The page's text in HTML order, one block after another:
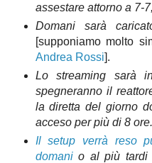
assestare attorno a 7-
Domani sarà
[supponiamo molto
Andrea Rossi].
Lo streaming sarà
spegneranno il
la diretta del giorno
acceso per più di 8 ore.
Il setup verrà reso
domanio al più tardi